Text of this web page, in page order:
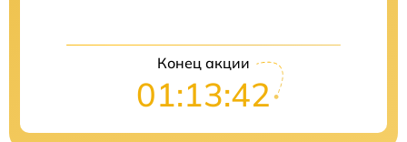
Конец акции
01:13:42